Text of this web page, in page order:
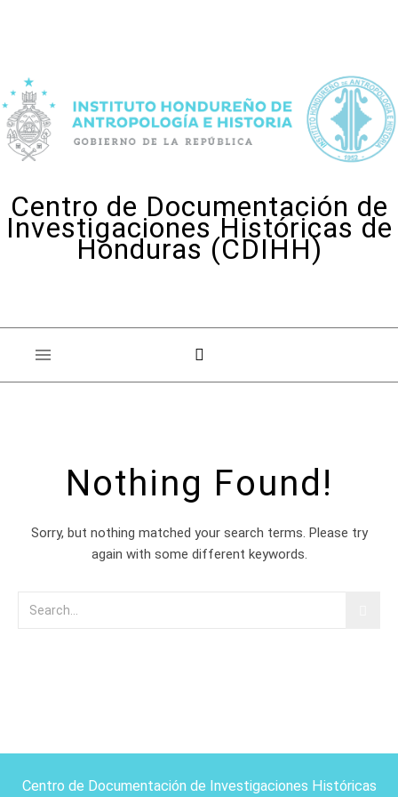
Centro de Documentación de
Investigaciones Históricas de
Honduras (CDIHH)
Nothing Found!
Sorry, but nothing matched your search terms. Please try
again with some different keywords.
Centro de Documentación de Investigaciones Históricas